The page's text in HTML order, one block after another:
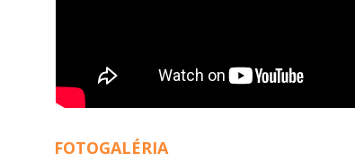
FOTOGALÉRIA